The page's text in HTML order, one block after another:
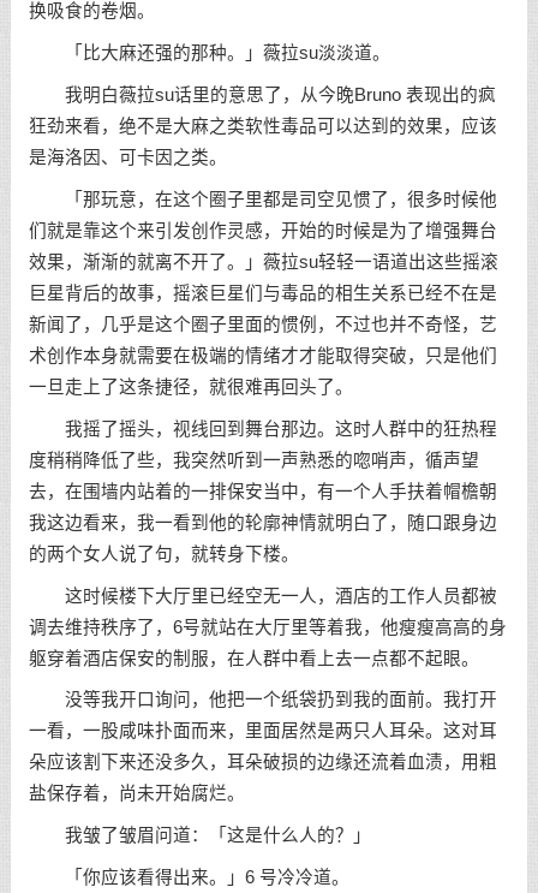
换吸食的卷烟。
「比大麻还强的那种。」薇拉su淡淡道。
我明白薇拉su话里的意思了，从今晚Bruno 表现出的疯
狂劲来看，绝不是大麻之类软性毒品可以达到的效果，应该
是海洛因、可卡因之类。
「那玩意，在这个圈子里都是司空见惯了，很多时候他
们就是靠这个来引发创作灵感，开始的时候是为了增强舞台
效果，渐渐的就离不开了。」薇拉su轻轻一语道出这些摇滚
巨星背后的故事，摇滚巨星们与毒品的相生关系已经不在是
新闻了，几乎是这个圈子里面的惯例，不过也并不奇怪，艺
术创作本身就需要在极端的情绪才才能取得突破，只是他们
一旦走上了这条捷径，就很难再回头了。
我摇了摇头，视线回到舞台那边。这时人群中的狂热程
度稍稍降低了些，我突然听到一声熟悉的唿哨声，循声望
去，在围墙内站着的一排保安当中，有一个人手扶着帽檐朝
我这边看来，我一看到他的轮廓神情就明白了，随口跟身边
的两个女人说了句，就转身下楼。
这时候楼下大厅里已经空无一人，酒店的工作人员都被
调去维持秩序了，6号就站在大厅里等着我，他瘦瘦高高的身
躯穿着酒店保安的制服，在人群中看上去一点都不起眼。
没等我开口询问，他把一个纸袋扔到我的面前。我打开
一看，一股咸味扑面而来，里面居然是两只人耳朵。这对耳
朵应该割下来还没多久，耳朵破损的边缘还流着血渍，用粗
盐保存着，尚未开始腐烂。
我皱了皱眉问道：「这是什么人的？」
「你应该看得出来。」6 号冷冷道。